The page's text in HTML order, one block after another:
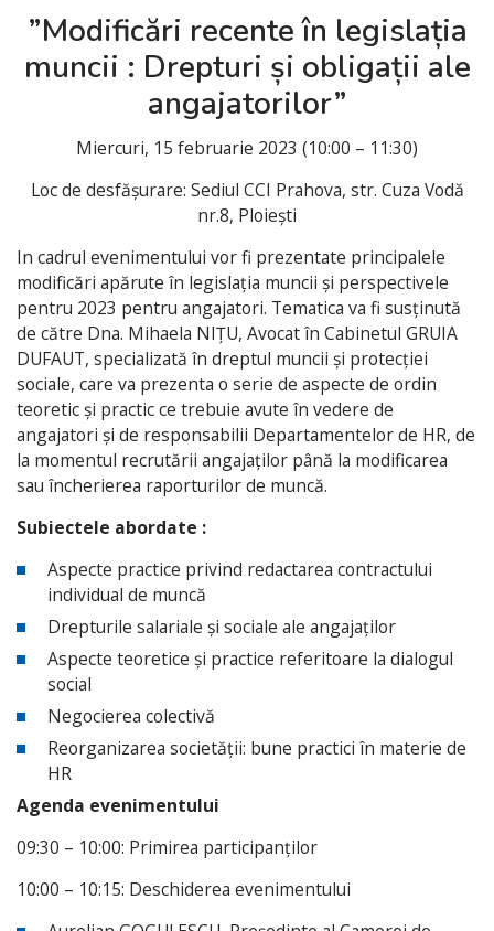
”Modificări recente în legislația
muncii : Drepturi și obligații ale
angajatorilor”
Miercuri, 15 februarie 2023 (10:00 – 11:30)
Loc de desfășurare: Sediul CCI Prahova, str. Cuza Vodă
nr.8, Ploiești
In cadrul evenimentului vor fi prezentate principalele
modificări apărute în legislația muncii și perspectivele
pentru 2023 pentru angajatori. Tematica va fi susținută
de către Dna. Mihaela NIȚU, Avocat în Cabinetul GRUIA
DUFAUT, specializată în dreptul muncii și protecției
sociale, care va prezenta o serie de aspecte de ordin
teoretic și practic ce trebuie avute în vedere de
angajatori și de responsabilii Departamentelor de HR, de
la momentul recrutării angajaților până la modificarea
sau încherierea raporturilor de muncă.
Subiectele abordate :
Aspecte practice privind redactarea contractului
individual de muncă
Drepturile salariale și sociale ale angajaților
Aspecte teoretice și practice referitoare la dialogul
social
Negocierea colectivă
Reorganizarea societății: bune practici în materie de
HR
Agenda evenimentului
09:30 – 10:00: Primirea participanților
10:00 – 10:15: Deschiderea evenimentului